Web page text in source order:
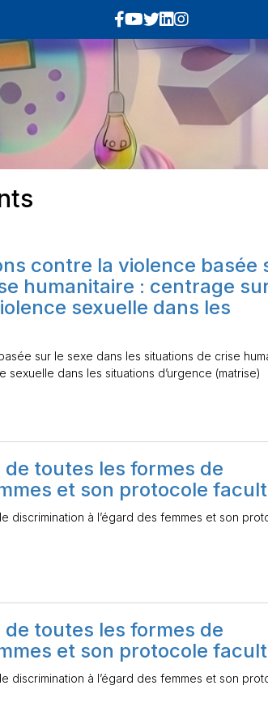
contre la violence basée
humanitaire : centrage
sexuelle dans les
sur le sexe dans les situations de crise
dans les situations d’urgence (matrise)
toutes les formes de
et son protocole
discrimination à l’égard des femmes et son
toutes les formes de
et son protocole
discrimination à l’égard des femmes et son